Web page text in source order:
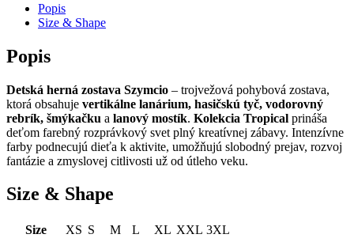
Popis
Size & Shape
Popis
Detská herná zostava Szymcio – trojvežová pohybová zostava,
ktorá obsahuje vertikálne lanárium, hasičskú tyč, vodorovný
rebrík, šmýkačku a lanový mostík. Kolekcia Tropical prináša
deťom farebný rozprávkový svet plný kreatívnej zábavy. Intenzívne
farby podnecujú dieťa k aktivite, umožňujú slobodný prejav, rozvoj
fantázie a zmyslovej citlivosti už od útleho veku.
Size & Shape
Size XS S M L XL XXL 3XL